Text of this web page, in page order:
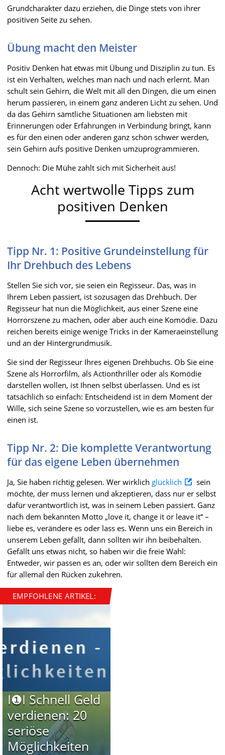
Grundcharakter dazu erziehen, die Dinge stets von ihrer
positiven Seite zu sehen.
Übung macht den Meister
Positiv Denken hat etwas mit Übung und Disziplin zu tun. Es
ist ein Verhalten, welches man nach und nach erlernt. Man
schult sein Gehirn, die Welt mit all den Dingen, die um einen
herum passieren, in einem ganz anderen Licht zu sehen. Und
da das Gehirn sämtliche Situationen am liebsten mit
Erinnerungen oder Erfahrungen in Verbindung bringt, kann
es für den einen oder anderen ganz schön schwer werden,
sein Gehirn aufs positive Denken umzuprogrammieren.
Dennoch: Die Mühe zahlt sich mit Sicherheit aus!
Acht wertwolle Tipps zum
positiven Denken
Tipp Nr. 1: Positive Grundeinstellung für
Ihr Drehbuch des Lebens
Stellen Sie sich vor, sie seien ein Regisseur. Das, was in
Ihrem Leben passiert, ist sozusagen das Drehbuch. Der
Regisseur hat nun die Möglichkeit, aus einer Szene eine
Horrorszene zu machen, oder aber auch eine Komödie. Dazu
reichen bereits einige wenige Tricks in der Kameraeinstellung
und an der Hintergrundmusik.
Sie sind der Regisseur Ihres eigenen Drehbuchs. Ob Sie eine
Szene als Horrorfilm, als Actionthriller oder als Komödie
darstellen wollen, ist Ihnen selbst überlassen. Und es ist
tatsächlich so einfach: Entscheidend ist in dem Moment der
Wille, sich seine Szene so vorzustellen, wie es am besten für
einen ist.
Tipp Nr. 2: Die komplette Verantwortung
für das eigene Leben übernehmen
Ja, Sie haben richtig gelesen. Wer wirklich glücklich
sein
möchte, der muss lernen und akzeptieren, dass nur er selbst
dafür verantwortlich ist, was in seinem Leben passiert. Ganz
nach dem bekannten Motto „love it, change it or leave it“ –
liebe es, verändere es oder lass es. Wenn uns ein Bereich in
unserem Leben gefällt, dann sollten wir ihn beibehalten.
Gefällt uns etwas nicht, so haben wir die freie Wahl:
Entweder, wir passen es an, oder wir sollten dem Bereich ein
für allemal den Rücken zukehren.
EMPFOHLENE ARTIKEL:
I❶I Schnell Geld
verdienen: 20
seriöse
Möglichkeiten